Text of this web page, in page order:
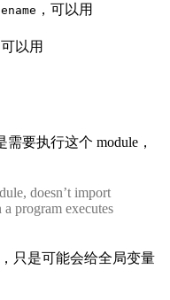
，可以用
可以用
要执行这个 module，
doesn’t import
program executes
只是可能会给全局变量